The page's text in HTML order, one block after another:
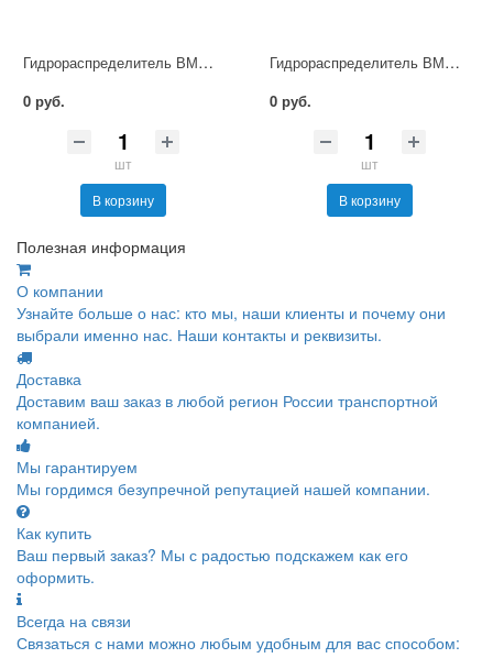
Гидрораспределитель ВММ10.34 Ф УХЛ4
0 руб.
шт
В корзину
Гидрораспределитель ВММ10.64 Ф УХЛ4
0 руб.
шт
В корзину
Полезная информация
О компании
Узнайте больше о нас: кто мы, наши клиенты и почему они
выбрали именно нас. Наши контакты и реквизиты.
Доставка
Доставим ваш заказ в любой регион России транспортной
компанией.
Мы гарантируем
Мы гордимся безупречной репутацией нашей компании.
Как купить
Ваш первый заказ? Мы с радостью подскажем как его
оформить.
Всегда на связи
Связаться с нами можно любым удобным для вас способом: